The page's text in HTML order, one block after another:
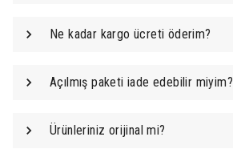
Ne kadar kargo ücreti öderim?
Açılmış paketi iade edebilir miyim?
Ürünleriniz orijinal mi?